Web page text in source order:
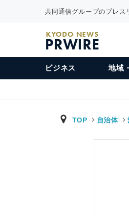
共同通信グループのプレス
KYODO NEWS
PRWIRE
ビジネス 地域
TOP 自治体